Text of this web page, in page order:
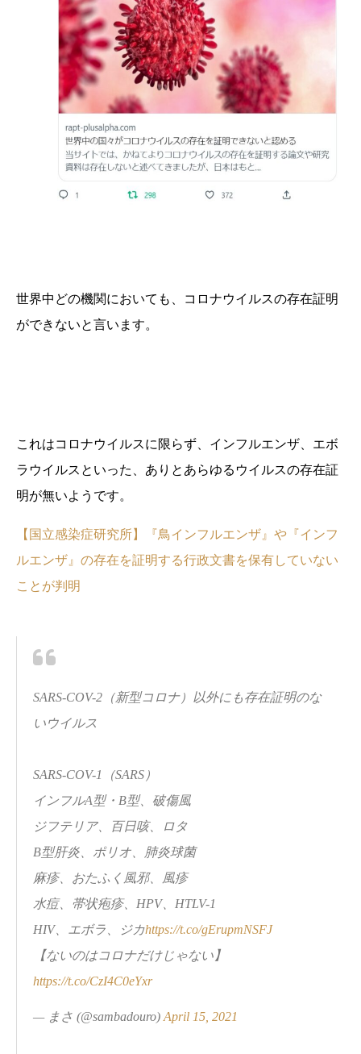
世界中どの機関においても、コロナウイルスの存在証明
ができないと言います。
これはコロナウイルスに限らず、インフルエンザ、エボ
ラウイルスといった、ありとあらゆるウイルスの存在証
明が無いようです。
【国立感染症研究所】『鳥インフルエンザ』や『インフ
ルエンザ』の存在を証明する行政文書を保有していない
ことが判明
SARS-COV-2（新型コロナ）以外にも存在証明のな
いウイルス
SARS-COV-1（SARS）
インフルA型・B型、破傷風
ジフテリア、百日咳、ロタ
B型肝炎、ポリオ、肺炎球菌
麻疹、おたふく風邪、風疹
水痘、帯状疱疹、HPV、HTLV-1
HIV、エボラ、ジカhttps://t.co/gErupmNSFJ
【ないのはコロナだけじゃない】
https://t.co/CzI4C0eYxr
— まさ (@sambadouro) April 15, 2021